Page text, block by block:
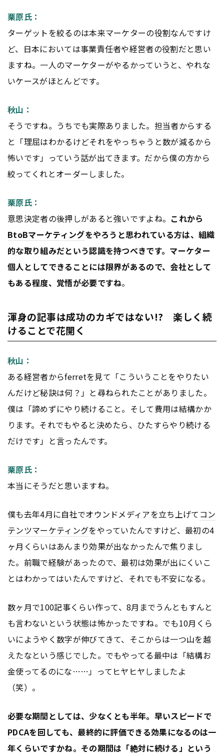
栗原氏：
ターゲットを絞るのは本来マーケターの役割なんですけ
ど、日本においては事業責任者や経営者の役割だと思い
ますね。一人のマーケターがやるかっていうと、やれな
いケースがほとんどです。
秋山：
そうですね。うちでも実際ありました。担当者からする
と「理屈はわかるけどそれをやっちゃうと数が減るから
怖いです」っていう話が出てきます。だから僕の方から
絞ってくれとオーダーしました。
栗原氏：
意思決定者の後押しがあると強いですよね。 これから
BtoBマーケティングをやろうと思われている方は、組織
的な取り組みだという認識を持つべきです。マーケター
個人としてできることには限界があるので、会社として
もある程度、覚悟が必要ですね。
渾身の記事は成功のカギではない!? 楽しく続
けることで花開く
秋山：
ある経営者からferretを見て「こういうことをやりたい
んだけど秘訣は何？」と尋ねられたことがありました。
僕は「諦めずにやり続けること。そして費用は結構かか
ります。それでもやると決めたら、ひたすらやり続ける
だけです」と言ったんです。
栗原氏：
本当にそうだと思いますね。
僕も去年4月に自社でオウンドメディアを立ち上げて コン
テンツマーケティングをやっていたんですけど、最初の4
ヶ月くらいはあんまり効果が出なかったんで焦りまし
た。前職で経験があったので、最初は効果が出にくいこ
とはわかってはいたんですけど、それでも不安になる。
数ヶ月で100記事くらい作って、8月までうんともすんと
も言わないという状態は怖かったですね。でも10月くら
いにようやく数字が伸びてきて、そこからは一つ山を越
えたなという感じでした。でもやってる最中は「結構お
金使ってるのにな……」ってヒヤヒヤしましたよ
（笑）。
必要な期間としては、少なくとも半年。早いスピードで
PDCAを回しても、最終的に評価できる効果になるのは一
年くらいですかね。その期間は「絶対に続ける」という